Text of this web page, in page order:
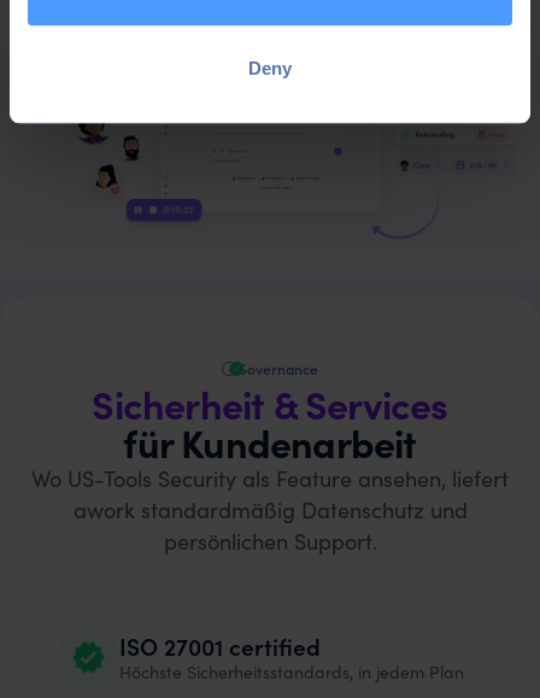
Deny
Governance
Sicherheit & Services
für Kundenarbeit
Wo US-Tools Security als Feature ansehen, liefert
awork standardmäßig Datenschutz und
persönlichen Support.
ISO 27001 certified
Höchste Sicherheitsstandards, in jedem Plan